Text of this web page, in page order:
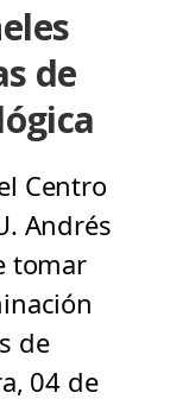
de
Centro
Andrés
tomar
de
04 de